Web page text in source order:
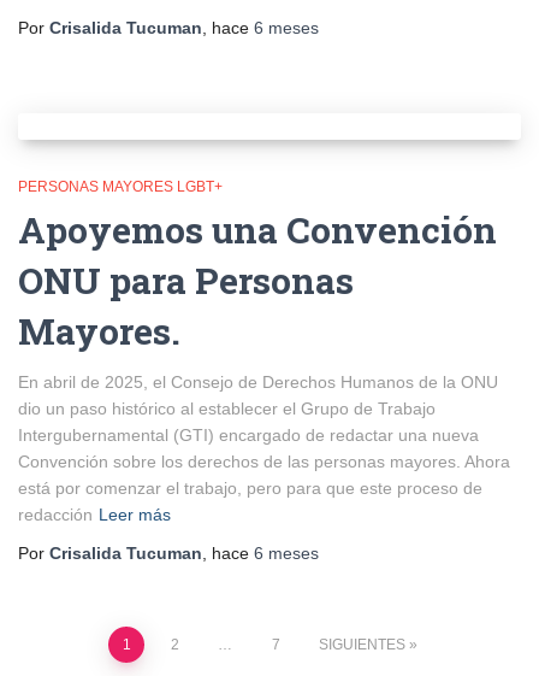
Por Crisalida Tucuman , hace 6 meses
PERSONAS MAYORES LGBT+
Apoyemos una Convención
ONU para Personas
Mayores.
En abril de 2025, el Consejo de Derechos Humanos de la ONU
dio un paso histórico al establecer el Grupo de Trabajo
Intergubernamental (GTI) encargado de redactar una nueva
Convención sobre los derechos de las personas mayores. Ahora
está por comenzar el trabajo, pero para que este proceso de
redacción Leer más
Por Crisalida Tucuman , hace 6 meses
Paginación
1 2 … 7 SIGUIENTES